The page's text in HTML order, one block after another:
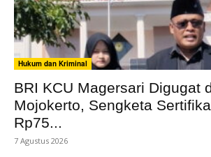
Hukum dan Kriminal
BRI KCU Magersari Digugat
Mojokerto, Sengketa
Rp75...
7 Agustus 2026